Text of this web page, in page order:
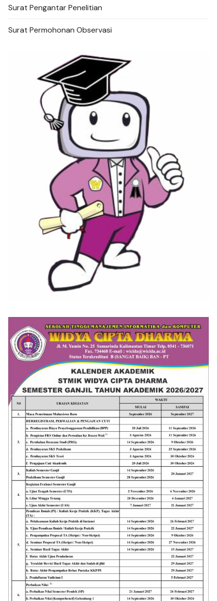
Surat Pengantar Penelitian
Surat Permohonan Observasi